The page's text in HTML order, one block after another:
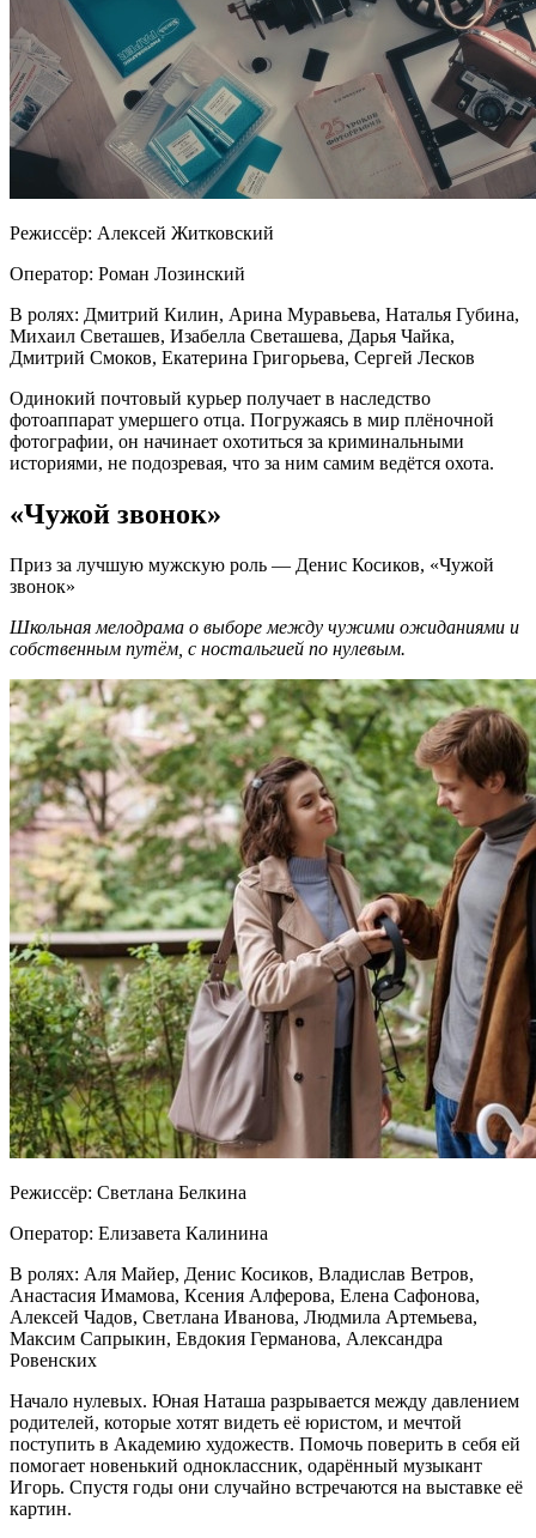
Режиссёр: Алексей Житковский
Оператор: Роман Лозинский
В ролях: Дмитрий Килин, Арина Муравьева, Наталья Губина,
Михаил Светашев, Изабелла Светашева, Дарья Чайка,
Дмитрий Смоков, Екатерина Григорьева, Сергей Лесков
Одинокий почтовый курьер получает в наследство
фотоаппарат умершего отца. Погружаясь в мир плёночной
фотографии, он начинает охотиться за криминальными
историями, не подозревая, что за ним самим ведётся охота.
«Чужой звонок»
Приз за лучшую мужскую роль — Денис Косиков, «Чужой
звонок»
Школьная мелодрама о выборе между чужими ожиданиями и
собственным путём, с ностальгией по нулевым.
Режиссёр: Светлана Белкина
Оператор: Елизавета Калинина
В ролях: Аля Майер, Денис Косиков, Владислав Ветров,
Анастасия Имамова, Ксения Алферова, Елена Сафонова,
Алексей Чадов, Светлана Иванова, Людмила Артемьева,
Максим Сапрыкин, Евдокия Германова, Александра
Ровенских
Начало нулевых. Юная Наташа разрывается между давлением
родителей, которые хотят видеть её юристом, и мечтой
поступить в Академию художеств. Помочь поверить в себя ей
помогает новенький одноклассник, одарённый музыкант
Игорь. Спустя годы они случайно встречаются на выставке её
картин.